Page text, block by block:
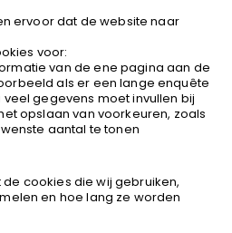
ervoor dat de website naar
voor:
van de ene pagina aan de
als er een lange enquête
gegevens moet invullen bij
opslaan van voorkeuren, zoals
aantal te tonen
cookies die wij gebruiken,
en hoe lang ze worden